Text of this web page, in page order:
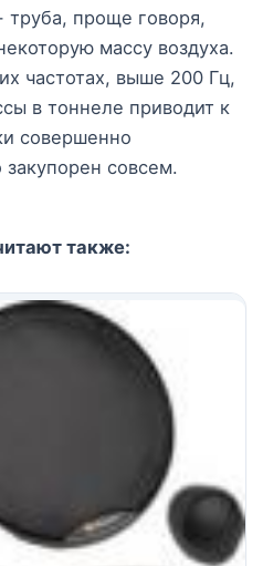
проще говоря,
массу воздуха.
частотах, выше 200 Гц,
в тоннеле приводит к
совершенно
совсем.
также: